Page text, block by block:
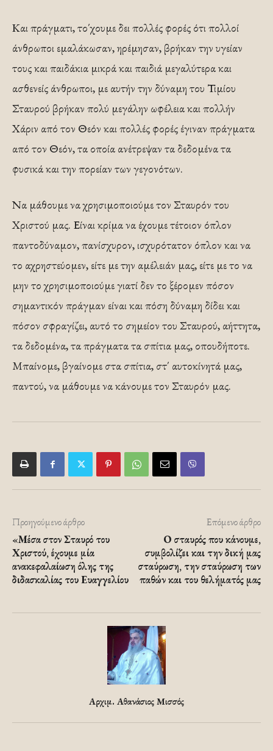
Και πράγματι, το΄χουμε δει πολλές φορές ότι πολλοί
άνθρωποι εμαλάκωσαν, ηρέμησαν, βρήκαν την υγείαν
τους και παιδάκια μικρά και παιδιά μεγαλύτερα και
ασθενείς άνθρωποι, με αυτήν την δύναμη του Τιμίου
Σταυρού βρήκαν πολύ μεγάλην ωφέλεια και πολλήν
Χάριν από τον Θεόν και πολλές φορές έγιναν πράγματα
από τον Θεόν, τα οποία ανέτρεψαν τα δεδομένα τα
φυσικά και την πορείαν των γεγονότων.
Να μάθουμε να χρησιμοποιούμε τον Σταυρόν του
Χριστού μας. Είναι κρίμα να έχουμε τέτοιον όπλον
παντοδύναμον, πανίσχυρον, ισχυρότατον όπλον και να
το αχρηστεύομεν, είτε με την αμέλειάν μας, είτε με το να
μην το χρησιμοποιούμε γιατί δεν το ξέρομεν πόσον
σημαντικόν πράγμαν είναι και πόση δύναμη δίδει και
πόσον σφραγίζει, αυτό το σημείον του Σταυρού, αήττητα,
τα δεδομένα, τα πράγματα τα σπίτια μας, οπουδήποτε.
Μπαίνομε, βγαίνομε στα σπίτια, στ΄ αυτοκίνητά μας,
παντού, να μάθουμε να κάνουμε τον Σταυρόν μας.
Προηγούμενο άρθρο
«Μέσα στον Σταυρό του
Χριστού, έχουμε μία
ανακεφαλαίωση όλης της
διδασκαλίας του Ευαγγελίου
Επόμενο άρθρο
Ο σταυρός που κάνουμε,
συμβολίζει και την δική μας
σταύρωση, την σταύρωση των
παθών και του θελήματός μας
Αρχιμ. Αθανάσιος Μισσός